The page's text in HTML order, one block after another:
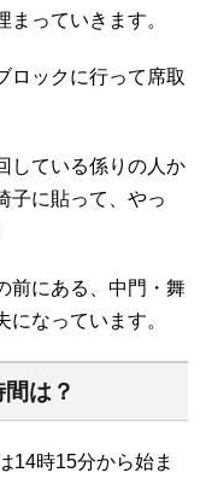
っていきます。
ロックに行って席取
している係りの人か
子に貼って、やっ
前にある、中門・舞
なっています。
は？
14時15分から始ま